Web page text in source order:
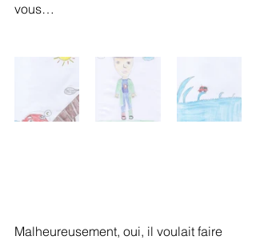
vous…
Malheureusement, oui, il voulait faire